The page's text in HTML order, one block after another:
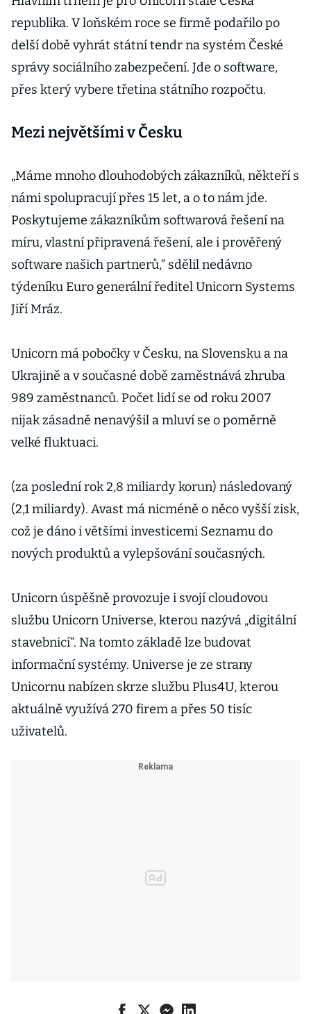
republika. V loňském roce se firmě podařilo po
delší době vyhrát státní tendr na systém České
správy sociálního zabezpečení. Jde o software,
přes který vybere třetina státního rozpočtu.
Mezi největšími v Česku
„Máme mnoho dlouhodobých zákazníků, někteří s
námi spolupracují přes 15 let, a o to nám jde.
Poskytujeme zákazníkům softwarová řešení na
míru, vlastní připravená řešení, ale i prověřený
software našich partnerů,“ sdělil nedávno
týdeníku Euro generální ředitel Unicorn Systems
Jiří Mráz.
Unicorn má pobočky v Česku, na Slovensku a na
Ukrajině a v současné době zaměstnává zhruba
989 zaměstnanců. Počet lidí se od roku 2007
nijak zásadně nenavýšil a mluví se o poměrně
velké fluktuaci.
(za poslední rok 2,8 miliardy korun) následovaný
(2,1 miliardy). Avast má nicméně o něco vyšší zisk,
což je dáno i většími investicemi Seznamu do
nových produktů a vylepšování současných.
Unicorn úspěšně provozuje i svojí cloudovou
službu Unicorn Universe, kterou nazývá „digitální
stavebnicí“. Na tomto základě lze budovat
informační systémy. Universe je ze strany
Unicornu nabízen skrze službu Plus4U, kterou
aktuálně využívá 270 firem a přes 50 tisíc
uživatelů.